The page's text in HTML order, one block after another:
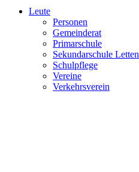
Leute
Personen
Gemeinderat
Primarschule
Sekundarschule Letten
Schulpflege
Vereine
Verkehrsverein